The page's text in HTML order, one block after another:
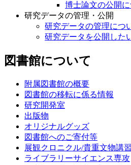
博士論文の公開
研究データの管理・公開
研究データの管理につ
研究データを公開した
図書館について
附属図書館の概要
図書館の移転に係る情報
研究開発室
出版物
オリジナルグッズ
図書館へのご寄付等
展観クロニクル/貴重文物講
ライブラリーサイエンス専攻